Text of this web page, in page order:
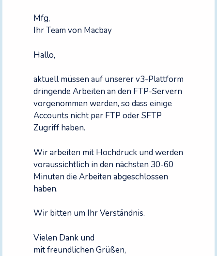
Mfg,
Ihr Team von Macbay
Hallo,
aktuell müssen auf unserer v3-Plattform
dringende Arbeiten an den FTP-Servern
vorgenommen werden, so dass einige
Accounts nicht per FTP oder SFTP
Zugriff haben.
Wir arbeiten mit Hochdruck und werden
voraussichtlich in den nächsten 30-60
Minuten die Arbeiten abgeschlossen
haben.
Wir bitten um Ihr Verständnis.
Vielen Dank und
mit freundlichen Grüßen,